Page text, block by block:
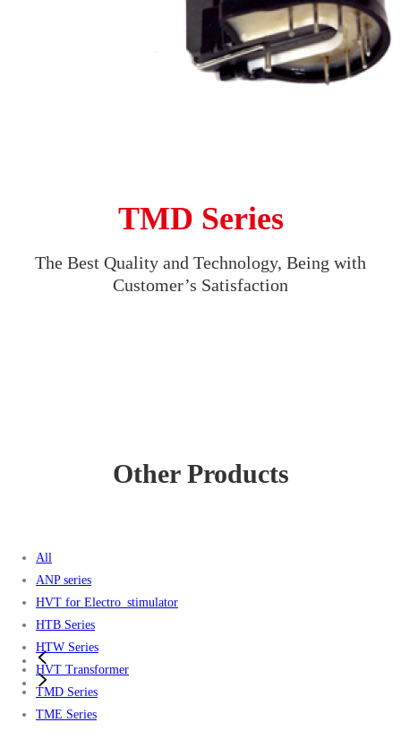
TMD Series
The Best Quality and Technology, Being with
Customer’s Satisfaction
Other Products
All
ANP series
HVT for Electro_stimulator
HTB Series
HTW Series
HVT Transformer
TMD Series
TME Series